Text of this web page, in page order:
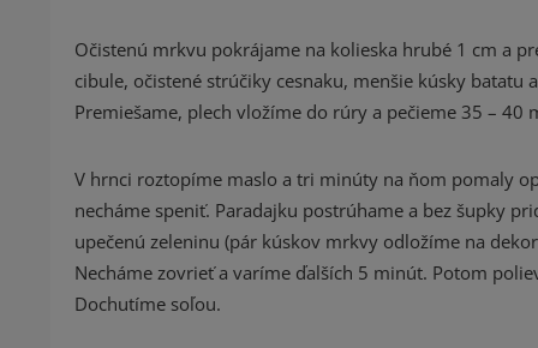
Očistenú mrkvu pokrájame na kolieska hrubé 1 cm a
cibule, očistené strúčiky cesnaku, menšie kúsky
Premiešame, plech vložíme do rúry a pečieme 35 – 40
V hrnci roztopíme maslo a tri minúty na ňom pomaly
necháme speniť. Paradajku postrúhame a bez šupky
upečenú zeleninu (pár kúskov mrkvy odložíme na
Necháme zovrieť a varíme ďalších 5 minút. Potom
Dochutíme soľou.